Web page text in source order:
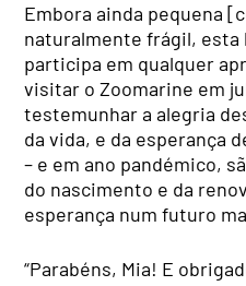
Embora ainda pequena
naturalmente frágil, esta
participa em qualquer
visitar o Zoomarine em
testemunhar a alegria
da vida, e da esperança
– e em ano pandémico,
do nascimento e da
esperança num futuro
“Parabéns, Mia! E